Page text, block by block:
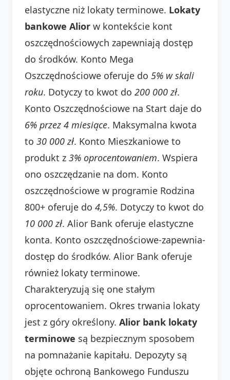
elastyczne niż lokaty terminowe. Lokaty
bankowe Alior w kontekście kont
oszczędnościowych zapewniają dostęp
do środków. Konto Mega
Oszczędnościowe oferuje do 5% w skali
roku. Dotyczy to kwot do 200 000 zł.
Konto Oszczędnościowe na Start daje do
6% przez 4 miesiące. Maksymalna kwota
to 30 000 zł. Konto Mieszkaniowe to
produkt z 3% oprocentowaniem. Wspiera
ono oszczędzanie na dom. Konto
oszczędnościowe w programie Rodzina
800+ oferuje do 4,5%. Dotyczy to kwot do
10 000 zł. Alior Bank oferuje elastyczne
konta. Konto oszczędnościowe-zapewnia-
dostęp do środków. Alior Bank oferuje
również lokaty terminowe.
Charakteryzują się one stałym
oprocentowaniem. Okres trwania lokaty
jest z góry określony. Alior bank lokaty
terminowe są bezpiecznym sposobem
na pomnażanie kapitału. Depozyty są
objęte ochroną Bankowego Funduszu